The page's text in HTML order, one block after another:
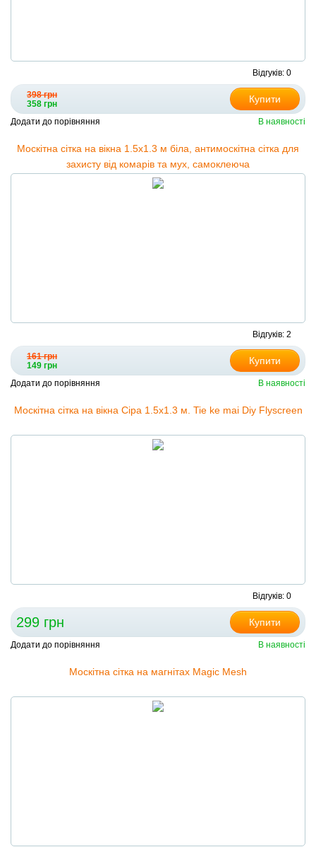
Відгуків: 0
398 грн
358 грн
Купити
Додати до порівняння В наявності
Москітна сітка на вікна 1.5х1.3 м біла, антимоскітна сітка для
захисту від комарів та мух, самоклеюча
Відгуків: 2
161 грн
149 грн
Купити
Додати до порівняння В наявності
Москітна сітка на вікна Сіра 1.5х1.3 м. Tie ke mai Diy Flyscreen
Відгуків: 0
299 грн Купити
Додати до порівняння В наявності
Москітна сітка на магнітах Magic Mesh